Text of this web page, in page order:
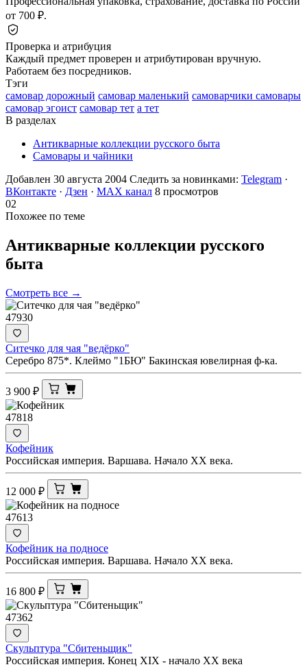
от 700 ₽.
Проверка и атрибуция
Каждый предмет проверен и атрибутирован вручную.
Работаем без посредников.
Тэги
самовар дорожный самовар маленький самоварчики самовары
самовар эгоист самовар тет а тет
В разделах
Антикварные коллекции русского быта
Самовары и чайники
Добавлен 30 августа 2004 Следить за новинками: Telegram ·
ВКонтакте · Дзен · MAX канал 8 просмотров
02
Похожее по теме
Антикварные коллекции русского
быта
Смотреть все →
47930
Ситечко для чая "ведёрко"
Серебро 875*. Клеймо "1БЮ" Бакинская ювелирная ф-ка.
3 900 ₽
47818
Кофейник
Российская империя. Варшава. Начало XX века.
12 000 ₽
47613
Кофейник на подносе
Российская империя. Варшава. Начало XX века.
16 800 ₽
47362
Скульптура "Сбитеньщик"
Российская империя. Конец XIX - начало ХХ века